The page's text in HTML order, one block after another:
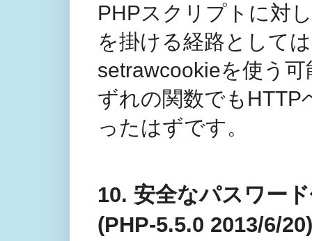
PHPスクリプトに対
を掛ける経路として
setrawcookieを使う
ずれの関数でも
ったはずです。
10. 安全なパスワー
(PHP-5.5.0 2013/6/20)